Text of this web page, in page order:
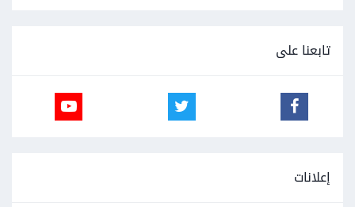
تابعنا على
إعلانات